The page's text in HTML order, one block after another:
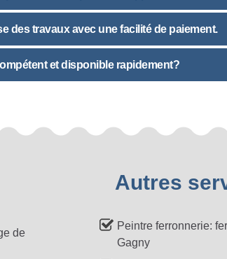
des travaux avec une facilité de paiement.
et disponible rapidement?
Autres
de
Peintre ferronnerie:
Gagny